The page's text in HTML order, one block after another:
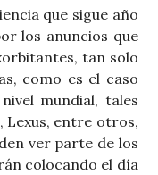
que sigue año
los anuncios que
tan solo
como es el caso
mundial, tales
Lexus, entre otros,
ver parte de los
colocando el día